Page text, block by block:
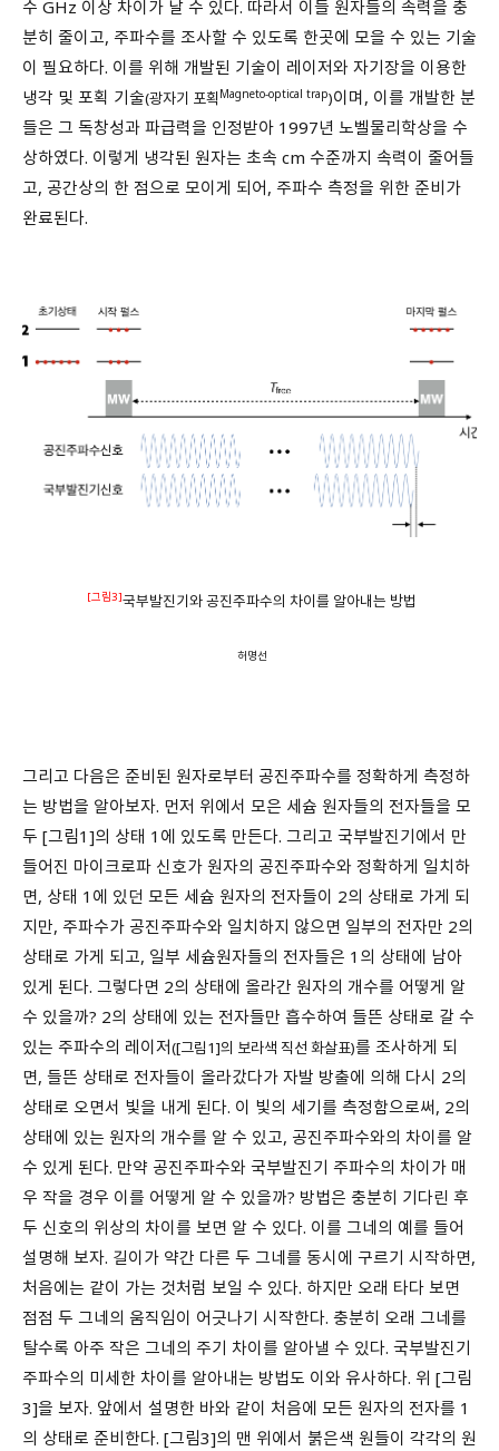
수 GHz 이상 차이가 날 수 있다. 따라서 이들 원자들의 속력을 충
분히 줄이고, 주파수를 조사할 수 있도록 한곳에 모을 수 있는 기술
이 필요하다. 이를 위해 개발된 기술이 레이저와 자기장을 이용한
냉각 및 포획 기술(광자기 포획 Magneto-optical trap)이며, 이를 개발한 분
들은 그 독창성과 파급력을 인정받아 1997년 노벨물리학상을 수
상하였다. 이렇게 냉각된 원자는 초속 cm 수준까지 속력이 줄어들
고, 공간상의 한 점으로 모이게 되어, 주파수 측정을 위한 준비가
완료된다.
[그림3]국부발진기와 공진주파수의 차이를 알아내는 방법
허명선
그리고 다음은 준비된 원자로부터 공진주파수를 정확하게 측정하
는 방법을 알아보자. 먼저 위에서 모은 세슘 원자들의 전자들을 모
두 [그림1]의 상태 1에 있도록 만든다. 그리고 국부발진기에서 만
들어진 마이크로파 신호가 원자의 공진주파수와 정확하게 일치하
면, 상태 1에 있던 모든 세슘 원자의 전자들이 2의 상태로 가게 되
지만, 주파수가 공진주파수와 일치하지 않으면 일부의 전자만 2의
상태로 가게 되고, 일부 세슘원자들의 전자들은 1의 상태에 남아
있게 된다. 그렇다면 2의 상태에 올라간 원자의 개수를 어떻게 알
수 있을까? 2의 상태에 있는 전자들만 흡수하여 들뜬 상태로 갈 수
있는 주파수의 레이저([그림1]의 보라색 직선 화살표)를 조사하게 되
면, 들뜬 상태로 전자들이 올라갔다가 자발 방출에 의해 다시 2의
상태로 오면서 빛을 내게 된다. 이 빛의 세기를 측정함으로써, 2의
상태에 있는 원자의 개수를 알 수 있고, 공진주파수와의 차이를 알
수 있게 된다. 만약 공진주파수와 국부발진기 주파수의 차이가 매
우 작을 경우 이를 어떻게 알 수 있을까? 방법은 충분히 기다린 후
두 신호의 위상의 차이를 보면 알 수 있다. 이를 그네의 예를 들어
설명해 보자. 길이가 약간 다른 두 그네를 동시에 구르기 시작하면,
처음에는 같이 가는 것처럼 보일 수 있다. 하지만 오래 타다 보면
점점 두 그네의 움직임이 어긋나기 시작한다. 충분히 오래 그네를
탈수록 아주 작은 그네의 주기 차이를 알아낼 수 있다. 국부발진기
주파수의 미세한 차이를 알아내는 방법도 이와 유사하다. 위 [그림
3]을 보자. 앞에서 설명한 바와 같이 처음에 모든 원자의 전자를 1
의 상태로 준비한다. [그림3]의 맨 위에서 붉은색 원들이 각각의 원